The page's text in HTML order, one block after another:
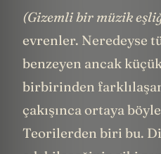
(Gizemli bir müzik
evrenler. Neredeyse
benzeyen ancak
birbirinden
çakışınca ortaya
Teorilerden biri bu.